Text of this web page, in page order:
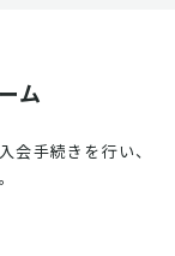
ム
会手続きを行い、